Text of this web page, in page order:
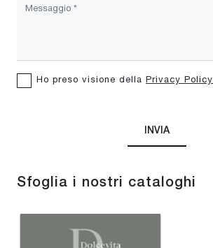
Sfoglia i nostri cataloghi
Ho preso visione della Privacy Policy
INVIA